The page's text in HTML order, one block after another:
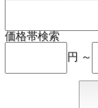
価格帯検索
円 ～